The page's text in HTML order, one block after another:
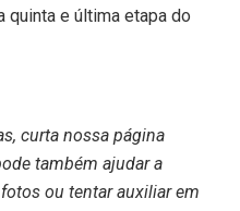
e última etapa do
curta nossa página
também ajudar a
ou tentar auxiliar em